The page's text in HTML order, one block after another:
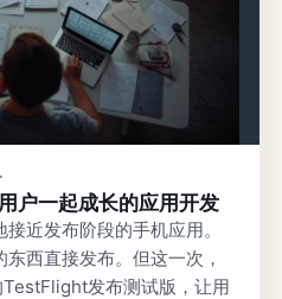
户一起成长的应用开发
近发布阶段的手机应用。
西直接发布。但这一次，
发布测试版，让用